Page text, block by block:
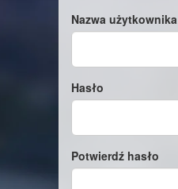
Nazwa użytkownika
Hasło
Potwierdź hasło